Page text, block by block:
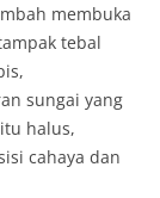
membuka
tebal
sungai yang
halus,
cahaya dan